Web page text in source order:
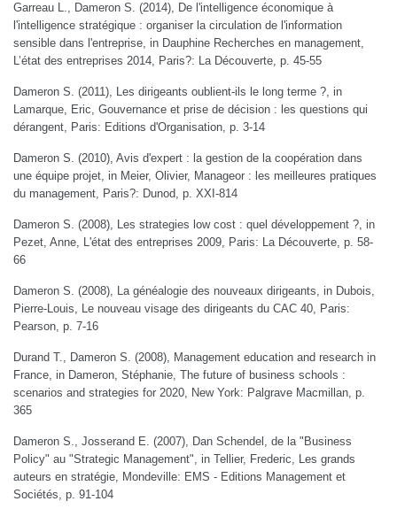
Garreau L., Dameron S. (2014), De l'intelligence économique à
l'intelligence stratégique : organiser la circulation de l'information
sensible dans l'entreprise, in Dauphine Recherches en management,
L’état des entreprises 2014, Paris?: La Découverte, p. 45-55
Dameron S. (2011), Les dirigeants oublient-ils le long terme ?, in
Lamarque, Eric, Gouvernance et prise de décision : les questions qui
dérangent, Paris: Editions d'Organisation, p. 3-14
Dameron S. (2010), Avis d'expert : la gestion de la coopération dans
une équipe projet, in Meier, Olivier, Manageor : les meilleures pratiques
du management, Paris?: Dunod, p. XXI-814
Dameron S. (2008), Les strategies low cost : quel développement ?, in
Pezet, Anne, L'état des entreprises 2009, Paris: La Découverte, p. 58-
66
Dameron S. (2008), La généalogie des nouveaux dirigeants, in Dubois,
Pierre-Louis, Le nouveau visage des dirigeants du CAC 40, Paris:
Pearson, p. 7-16
Durand T., Dameron S. (2008), Management education and research in
France, in Dameron, Stéphanie, The future of business schools :
scenarios and strategies for 2020, New York: Palgrave Macmillan, p.
365
Dameron S., Josserand E. (2007), Dan Schendel, de la "Business
Policy" au "Strategic Management", in Tellier, Frederic, Les grands
auteurs en stratégie, Mondeville: EMS - Editions Management et
Sociétés, p. 91-104